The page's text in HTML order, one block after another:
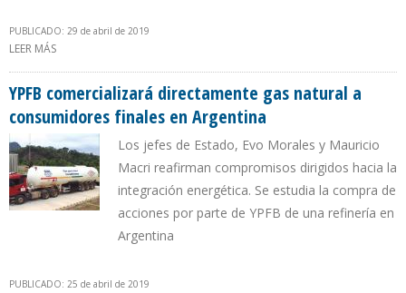
PUBLICADO: 29 de abril de 2019
LEER MÁS
YPFB comercializará directamente gas natural a
consumidores finales en Argentina
Los jefes de Estado, Evo Morales y Mauricio
Macri reafirman compromisos dirigidos hacia la
integración energética. Se estudia la compra de
acciones por parte de YPFB de una refinería en
Argentina
PUBLICADO: 25 de abril de 2019